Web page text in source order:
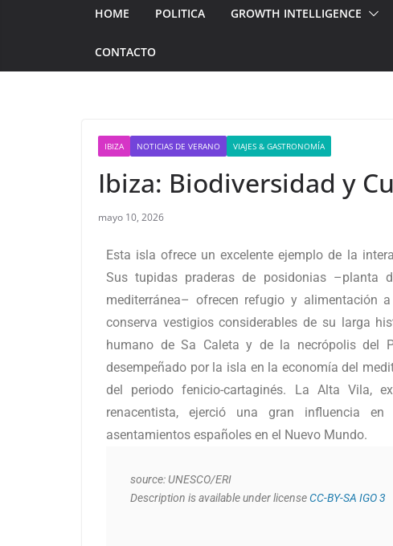
HOME POLITICA GROWTH INTELLIGENCE
CONTACTO
IBIZA NOTICIAS DE VERANO VIAJES & GASTRONOMÍA
Ibiza: Biodiversidad y
mayo 10, 2026
Esta isla ofrece un excelente ejemplo de la
Sus tupidas praderas de posidonias –planta
mediterránea– ofrecen refugio y alimentación
conserva vestigios considerables de su larga
humano de Sa Caleta y de la necrópolis del
desempeñado por la isla en la economía del
del periodo fenicio-cartaginés. La Alta Vila,
renacentista, ejerció una gran influencia
asentamientos españoles en el Nuevo Mundo.
source: UNESCO/ERI
Description is available under license CC-BY-SA IGO 3